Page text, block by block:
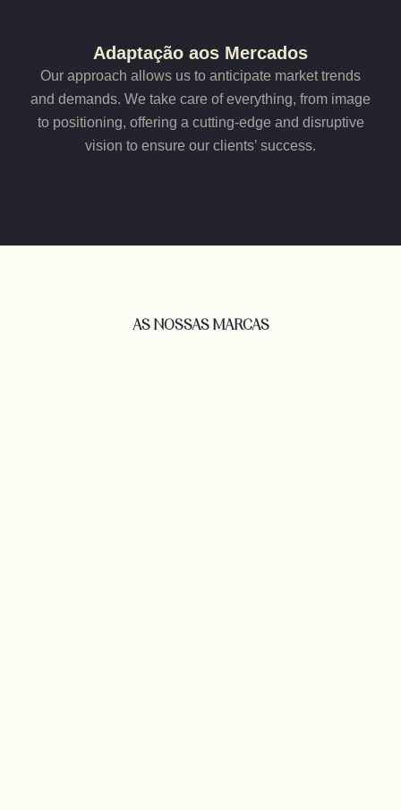
Adaptação aos Mercados
Our approach allows us to anticipate market trends
and demands. We take care of everything, from image
to positioning, offering a cutting-edge and disruptive
vision to ensure our clients’ success.
AS NOSSAS MARCAS​